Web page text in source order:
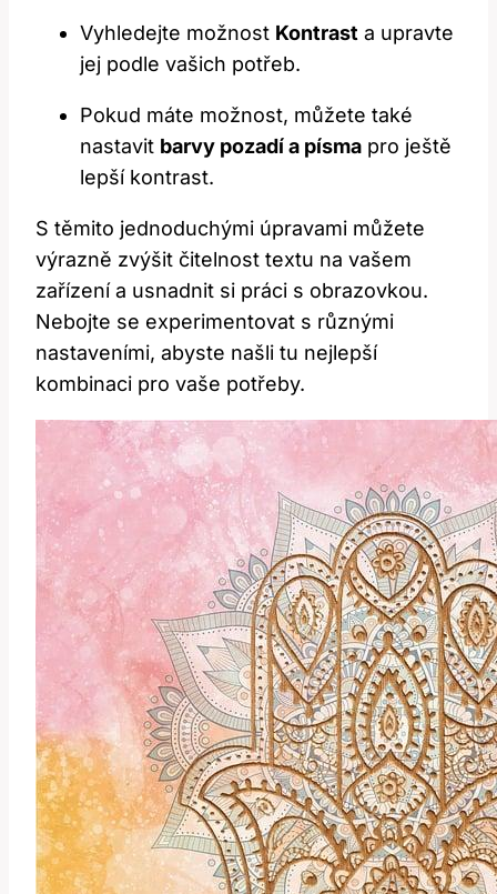
Vyhledejte možnost Kontrast a upravte
jej podle vašich potřeb.
Pokud máte ⁢možnost, můžete také
nastavit‌ barvy pozadí a písma pro​ ještě
lepší ⁣kontrast.
S těmito jednoduchými úpravami můžete
výrazně zvýšit čitelnost textu na vašem
zařízení a ⁣usnadnit si práci s obrazovkou.
Nebojte se ​experimentovat s ‍různými
nastaveními, abyste našli tu nejlepší
kombinaci pro vaše‌ potřeby.